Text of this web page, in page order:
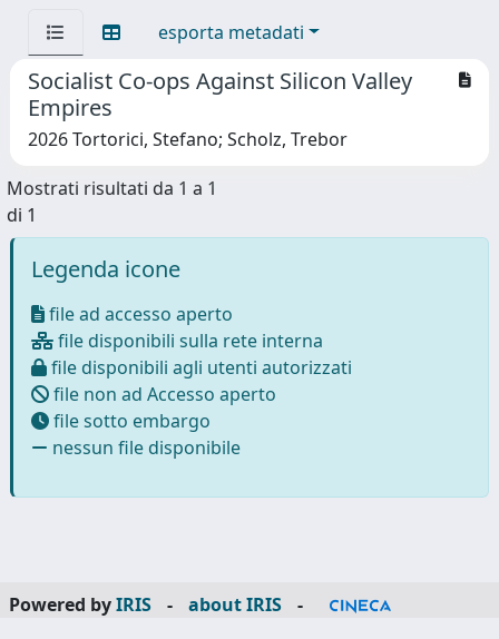
esporta metadati
Socialist Co-ops Against Silicon Valley
Empires
2026 Tortorici, Stefano; Scholz, Trebor
Mostrati risultati da 1 a 1
di 1
Legenda icone
file ad accesso aperto
file disponibili sulla rete interna
file disponibili agli utenti autorizzati
file non ad Accesso aperto
file sotto embargo
nessun file disponibile
Powered byIRIS - about IRIS
-